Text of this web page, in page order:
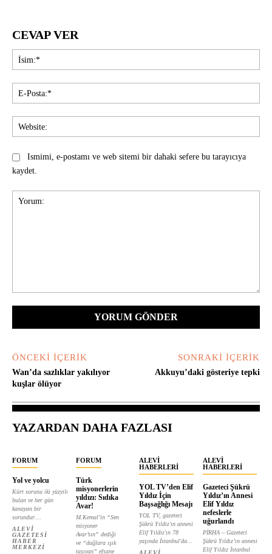
CEVAP VER
Ismimi, e-postamı ve web sitemi bir dahaki sefere bu tarayıcıya
kaydet.
ÖNCEKI İÇERIK
Wan’da sazlıklar yakılıyor
kuşlar ölüyor
SONRAKI İÇERIK
Akkuyu’daki gösteriye tepki
YAZARDAN DAHA FAZLASI
FORUM
Yol ve yolcu
Kürt sorunu iki yüzyılı
bulan ve her gün
kanayan bir
sorundur....
ALEVI
GAZETESI
HABER
MERKEZI
FORUM
Türk
misyonerlerin
yıldızı: Sıdıka
Avar!
M.Kemal’in “Sen
misyoner
Avar’sın” dediği
ve “dağlara ışık
taşıyan” efsane
ALEVI
HABERLERI
YOL TV’den Elif
Yıldız İçin
Başsağlığı Mesajı
YOL TV, gazeteci
Şükrü Yıldız'ın annesi
Elif Yıldız'ın 78
yaşında İstanbul'da...
ALEVI
ALEVI
HABERLERI
Gazeteci Şükrü
Yıldız’ın Annesi
Elif Yıldız
nefeslerle
uğurlandı
PİRHA – Gazeteci
Şükrü Yıldız’ın annesi
Elif Yıldız İstanbul